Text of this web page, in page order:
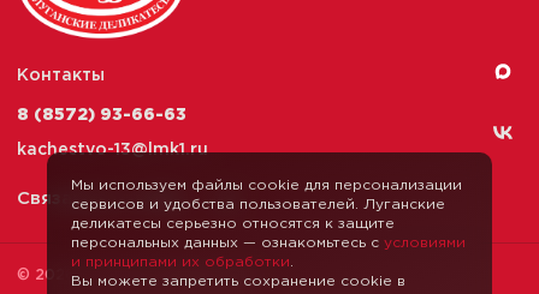
Мы используем файлы cookie для персонализации
сервисов и удобства пользователей. Луганские
деликатесы серьезно относятся к защите
персональных данных — ознакомьтесь с условиями
и принципами их обработки
Вы можете запретить сохранение cookie в
Контакты
8 (8572) 93-66-63
kachestvo-13@lmk1.ru
Связаться с нами
© 2026 Луганские Деликатесы